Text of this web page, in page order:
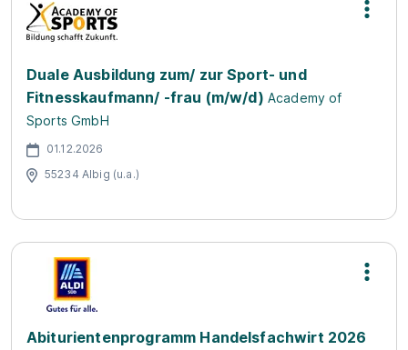
Duale Ausbildung zum/ zur Sport- und
Fitnesskaufmann/ -frau (m/w/d) Academy of
Sports GmbH
01.12.2026
55234 Albig (u.a.)
Abiturientenprogramm Handelsfachwirt 2026